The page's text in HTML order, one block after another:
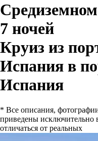
7 ночей
Круиз из
Испания в
Испания
* Все описания,
приведены исключительно
отличаться от реальных